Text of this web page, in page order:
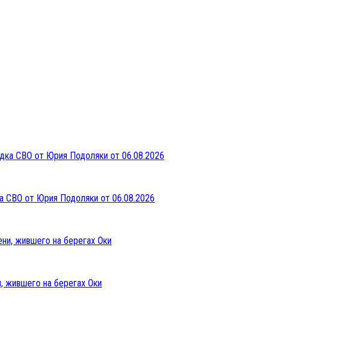
СВО от Юрия Подоляки от 06.08.2026
жившего на берегах Оки